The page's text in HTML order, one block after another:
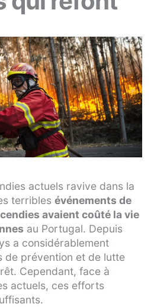
actuels ravive dans la
terribles événements de
avaient coûté la vie
au Portugal. Depuis
a considérablement
de prévention et de lutte
Cependant, face à
actuels, ces efforts